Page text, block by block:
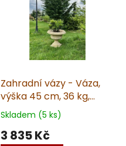
Zahradní vázy - Váza,
výška 45 cm, 36 kg,
pískovec
Skladem (5 ks)
3 835 Kč